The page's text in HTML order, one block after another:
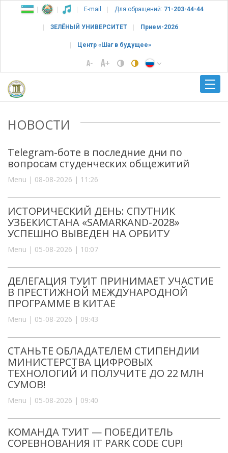
E-mail Для обращений: 71-203-44-44
ЗЕЛЁНЫЙ УНИВЕРСИТЕТ Прием-2026
Центр «Шаг в будущее»
НОВОСТИ
Telegram-боте в последние дни по
вопросам студенческих общежитий
Menu | 08-08-2026 | 11:26
ИСТОРИЧЕСКИЙ ДЕНЬ: СПУТНИК
УЗБЕКИСТАНА «SAMARKAND-2028»
УСПЕШНО ВЫВЕДЕН НА ОРБИТУ
Menu | 05-08-2026 | 10:07
ДЕЛЕГАЦИЯ ТУИТ ПРИНИМАЕТ УЧАСТИЕ
В ПРЕСТИЖНОЙ МЕЖДУНАРОДНОЙ
ПРОГРАММЕ В КИТАЕ
Menu | 05-08-2026 | 09:43
СТАНЬТЕ ОБЛАДАТЕЛЕМ СТИПЕНДИИ
МИНИСТЕРСТВА ЦИФРОВЫХ
ТЕХНОЛОГИЙ И ПОЛУЧИТЕ ДО 22 МЛН
СУМОВ!
Menu | 05-08-2026 | 09:40
КОМАНДА ТУИТ — ПОБЕДИТЕЛЬ
СОРЕВНОВАНИЯ IT PARK CODE CUP!